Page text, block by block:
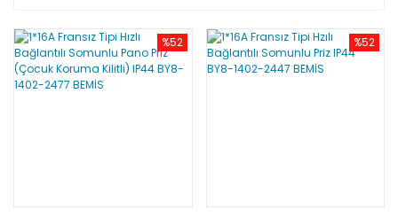
%52 %52